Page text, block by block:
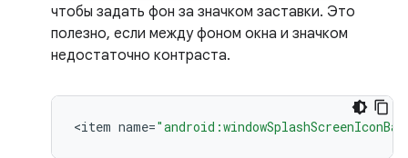
чтобы задать фон за значком заставки. Это
полезно, если между фоном окна и значком
недостаточно контраста.
<item name=